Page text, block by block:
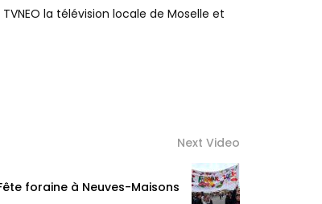
la télévision locale de Moselle et
Next Video
foraine à Neuves-Maisons